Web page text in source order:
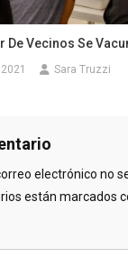
De Vecinos Se
Sara Truzzi
electrónico no
están marcados